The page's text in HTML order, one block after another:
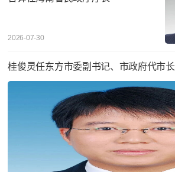
2026-07-30
桂俊灵任东方市委副书记、市政府代市长